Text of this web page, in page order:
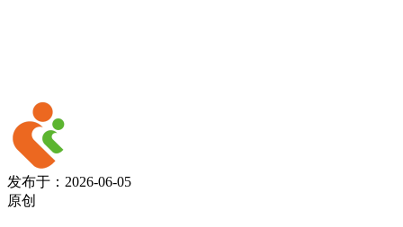
发布于：2026-06-05
原创